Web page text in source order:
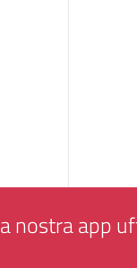
nostra app